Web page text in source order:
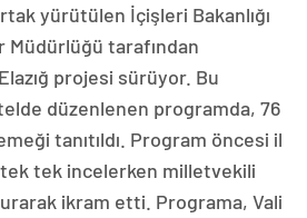
yürütülen İçişleri Bakanlığı
Müdürlüğü tarafından
projesi sürüyor. Bu
düzenlenen programda, 76
tanıtıldı. Program öncesi il
tek incelerken milletvekili
ikram etti. Programa, Vali